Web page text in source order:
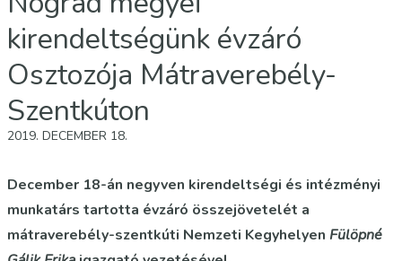
kirendeltségünk évzáró
Osztozója Mátraverebély-
Szentkúton
2019. DECEMBER 18.
December 18-án negyven kirendeltségi és intézményi
munkatárs tartotta évzáró összejövetelét a
mátraverebély-szentkúti Nemzeti Kegyhelyen Fülöpné